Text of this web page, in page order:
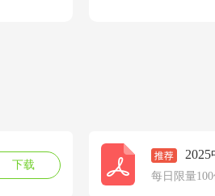
下载
每日限量